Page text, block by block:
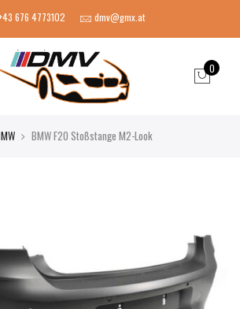
676 4773102 dmv@gmx.at
0
BMW F20 Stoßstange M2-Look